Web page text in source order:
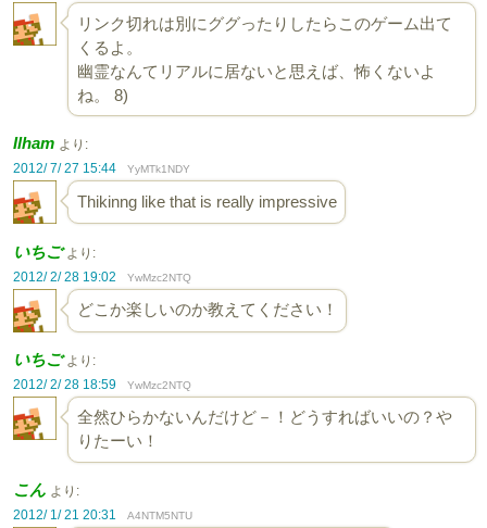
リンク切れは別にググったりしたらこのゲーム出て
くるよ。
幽霊なんてリアルに居ないと思えば、怖くないよ
ね。 8)
Ilham より:
2012/ 7/ 27 15:44
YyMTk1NDY
Thikinng like that is really impressive
いちご より:
2012/ 2/ 28 19:02
YwMzc2NTQ
どこか楽しいのか教えてください！
いちご より:
2012/ 2/ 28 18:59
YwMzc2NTQ
全然ひらかないんだけど－！どうすればいいの？や
りたーい！
こん より:
2012/ 1/ 21 20:31
A4NTM5NTU